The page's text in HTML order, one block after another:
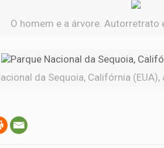
O homem e a árvore. Autorretrato
da Sequoia, Califórnia